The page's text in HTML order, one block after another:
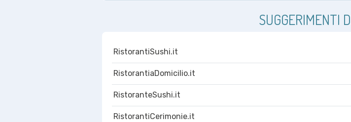
SUGGERIMENTI
RistorantiSushi.it
RistorantiaDomicilio.it
RistoranteSushi.it
RistorantiCerimonie.it